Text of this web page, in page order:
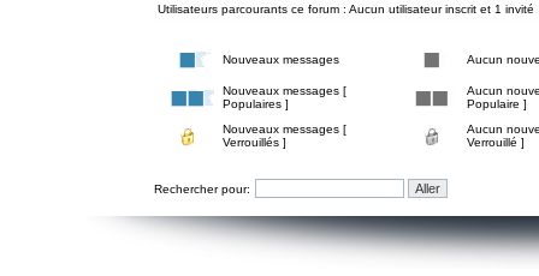
Utilisateurs parcourants ce forum : Aucun utilisateur inscrit et 1 invité
Nouveaux messages Aucun
Nouveaux messages [
Populaires ]
Aucun
Populaire ]
Nouveaux messages [
Verrouillés ]
Aucun
Verrouillé ]
Rechercher pour: